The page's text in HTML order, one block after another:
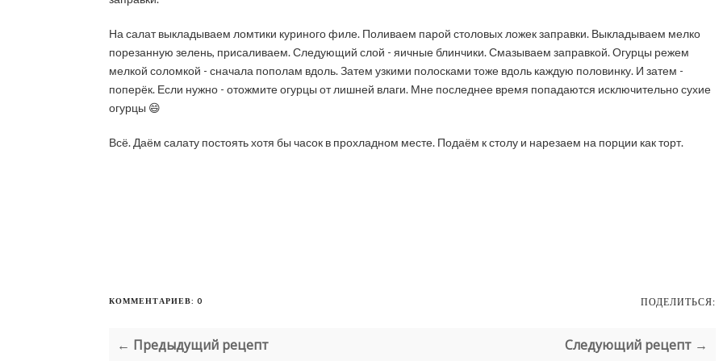
На салат выкладываем ломтики куриного филе. Поливаем парой столовых ложек заправки. Выкладываем мелко
порезанную зелень, присаливаем. Следующий слой - яичные блинчики. Смазываем заправкой. Огурцы режем
мелкой соломкой - сначала пополам вдоль. Затем узкими полосками тоже вдоль каждую половинку. И затем -
поперёк. Если нужно - отожмите огурцы от лишней влаги. Мне последнее время попадаются исключительно сухие
огурцы 😄
Всё. Даём салату постоять хотя бы часок в прохладном месте. Подаём к столу и нарезаем на порции как торт.
КОММЕНТАРИЕВ: 0 ПОДЕЛИТЬСЯ:
← Предыдущий рецепт Следующий рецепт →